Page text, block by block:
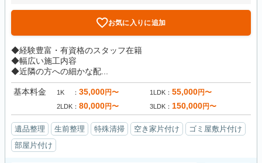
お気に入りに追加
◆経験豊富・有資格のスタッフ在籍
◆幅広い施工内容
◆近隣の方への細かな配...
基本料金 1K 35,000円〜 1LDK 55,000円〜
2LDK 80,000円〜 3LDK 150,000円〜
遺品整理 生前整理 特殊清掃 空き家片付け
ゴミ屋敷片付け
部屋片付け